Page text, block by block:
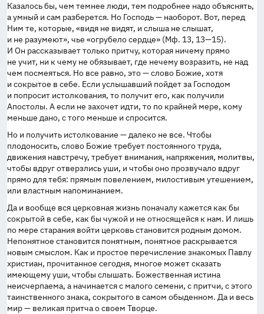
Казалось бы, чем темнее люди, тем подробнее надо объяснять,
а умный и сам разберется. Но Господь — наоборот. Вот, перед
Ним те, которые, «видя не видят, и слыша не слышат,
и не разумеют», чье «огрубело сердце» (Мф. 13, 13—15).
И Он рассказывает только притчу, которая ничему прямо
не учит, ни к чему не обязывает, где нечему возразить, не над
чем посмеяться. Но все равно, это — слово Божие, хотя
и сокрытое в себе. Если услышавший пойдет за Господом
и попросит истолкования, то получит его, как получили
Апостолы. А если не захочет идти, то по крайней мере, кому
меньше дано, с того меньше и спросится.
Но и получить истолкование — далеко не все. Чтобы
плодоносить, слово Божие требует постоянного труда,
движения навстречу, требует внимания, напряжения, молитвы,
чтобы вдруг отверзлись уши, и чтобы оно прозвучало вдруг
прямо для тебя: прямым повелением, милостивым утешением,
или властным напоминанием.
Да и вообще вся церковная жизнь поначалу кажется как бы
сокрытой в себе, как бы чужой и не относящейся к нам. И лишь
по мере старания войти церковь становится родным домом.
Непонятное становится понятным, понятное раскрывается
новым смыслом. Как и простое перечисление знакомых Павлу
христиан, прочитанное сегодня, многое может сказать
имеющему уши, чтобы слышать. Божественная истина
неисчерпаема, а начинается с малого семени, с притчи, с этого
таинственного знака, сокрытого в самом обыденном. Да и весь
мир — великая притча о своем Творце.